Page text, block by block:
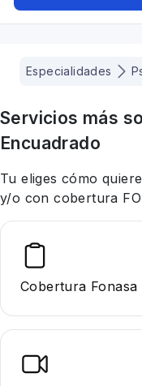
Especialidades
Servicios más
Encuadrado
Tu eliges cómo
y/o con cobertura
Cobertura Fonasa